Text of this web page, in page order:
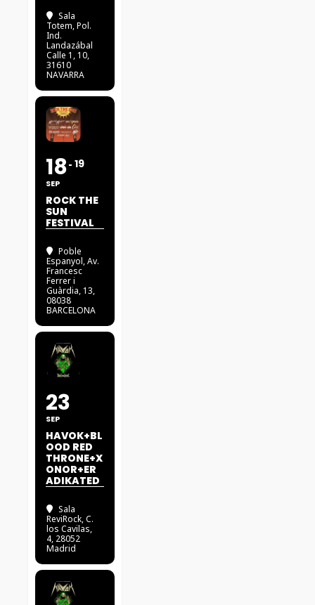
Sala
Totem, Pol.
Ind.
Landazábal
Calle 1, 10,
31610
NAVARRA
18
SEP
19
ROCK THE
SUN
FESTIVAL
Poble
Espanyol, Av.
Francesc
Ferrer i
Guàrdia, 13,
08038
BARCELONA
23
SEP
HAVOK+BL
OOD RED
THRONE+X
ONOR+ER
ADIKATED
Sala
ReviRock, C.
los Cavilas,
4, 28052
Madrid